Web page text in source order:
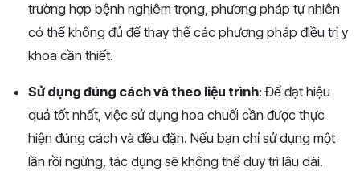
trường hợp bệnh nghiêm trọng, phương pháp tự nhiên
có thể không đủ để thay thế các phương pháp điều trị y
khoa cần thiết.
Sử dụng đúng cách và theo liệu trình: Để đạt hiệu
quả tốt nhất, việc sử dụng hoa chuối cần được thực
hiện đúng cách và đều đặn. Nếu bạn chỉ sử dụng một
lần rồi ngừng, tác dụng sẽ không thể duy trì lâu dài.